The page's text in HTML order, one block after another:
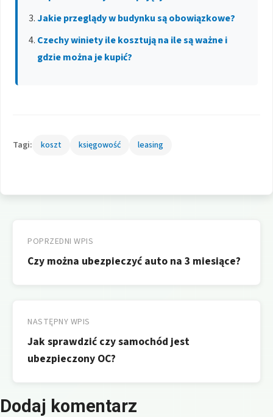
Jakie przeglądy w budynku są obowiązkowe?
Czechy winiety ile kosztują na ile są ważne i
gdzie można je kupić?
Tagi: koszt księgowość leasing
wpisu
POPRZEDNI WPIS
Czy można ubezpieczyć auto na 3 miesiące?
NASTĘPNY WPIS
Jak sprawdzić czy samochód jest
ubezpieczony OC?
Dodaj komentarz